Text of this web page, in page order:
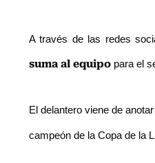
A través de las redes
suma al equipo para el
El delanteroviene de
campeón de la Copa de la